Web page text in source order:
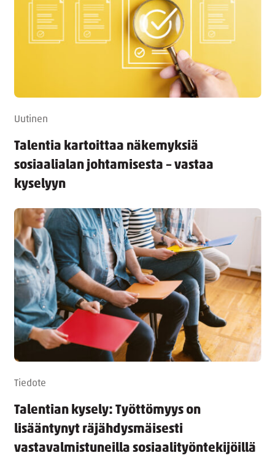
Uutinen
Talentia kartoittaa näkemyksiä
sosiaalialan johtamisesta – vastaa
kyselyyn
Tiedote
Talentian kysely: Työttömyys on
lisääntynyt räjähdysmäisesti
vastavalmistuneilla sosiaalityöntekijöillä